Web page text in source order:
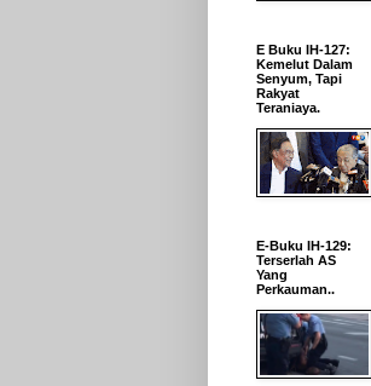
E Buku IH-127:
Kemelut Dalam
Senyum, Tapi
Rakyat
Teraniaya.
E-Buku IH-129:
Terserlah AS
Yang
Perkauman..